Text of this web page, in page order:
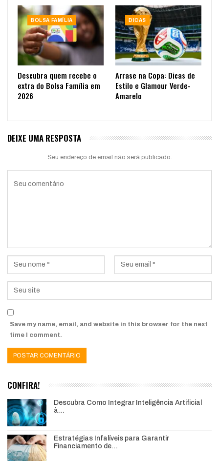
BOLSA FAMÍLIA
Descubra quem recebe o
extra do Bolsa Família em
2026
DICAS
Arrase na Copa: Dicas de
Estilo e Glamour Verde-
Amarelo
DEIXE UMA RESPOSTA
Seu endereço de email não será publicado.
Save my name, email, and website in this browser for the next
time I comment.
CONFIRA!
Descubra Como Integrar Inteligência Artificial
à…
Estratégias Infalíveis para Garantir
Financiamento de…